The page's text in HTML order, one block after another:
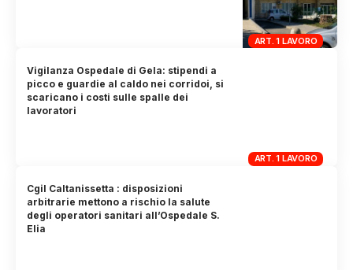
ART. 1 LAVORO
ART. 1 LAVORO
Vigilanza Ospedale di Gela: stipendi a
picco e guardie al caldo nei corridoi, si
scaricano i costi sulle spalle dei
lavoratori
Cgil Caltanissetta : disposizioni
arbitrarie mettono a rischio la salute
degli operatori sanitari all’Ospedale S.
Elia